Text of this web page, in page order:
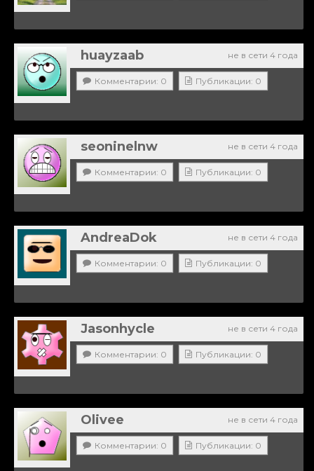
не в сети 4 года
huayzaab
Комментарии: 0 Публикации: 0
не в сети 4 года
seoninelnw
Комментарии: 0 Публикации: 0
не в сети 4 года
AndreaDok
Комментарии: 0 Публикации: 0
не в сети 4 года
Jasonhycle
Комментарии: 0 Публикации: 0
не в сети 4 года
Olivee
Комментарии: 0 Публикации: 0